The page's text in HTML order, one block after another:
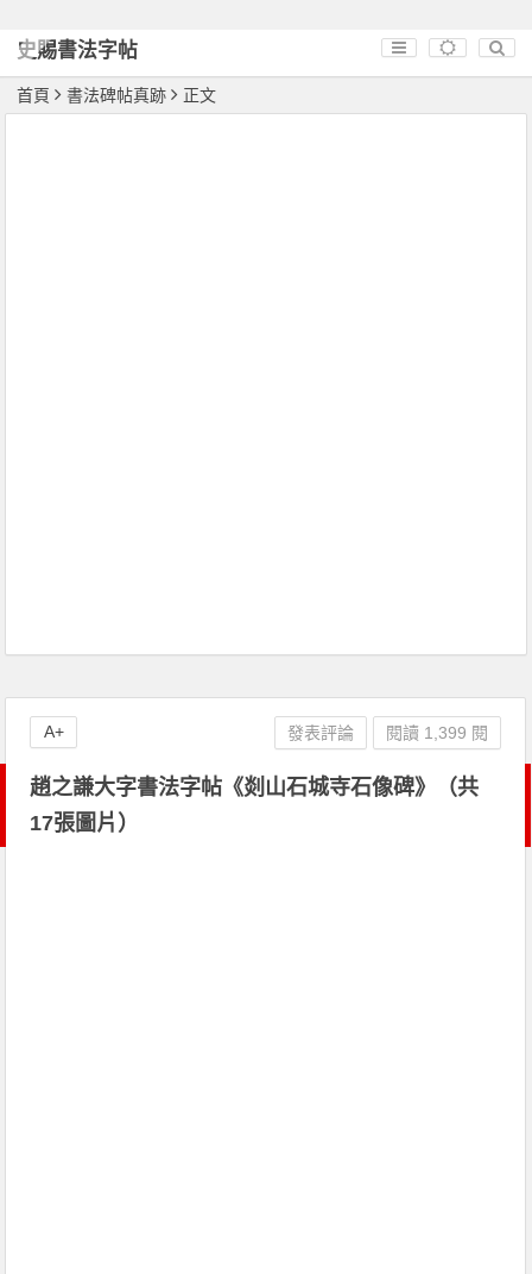
史賜書法字帖
首頁 書法碑帖真跡 正文
趙之謙大字書法字帖《剡山石城寺石像碑》（共
17張圖片）
發表評論 閱讀 1,399 閱
A+